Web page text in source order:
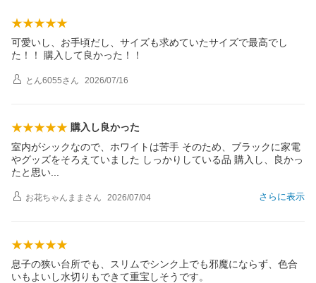
可愛いし、お手頃だし、サイズも求めていたサイズで最高でし
た！！ 購入して良かった！！
とん6055さん 2026/07/16
購入し良かった
室内がシックなので、ホワイトは苦手 そのため、ブラックに家電
やグッズをそろえていました しっかりしている品 購入し、良かっ
たと思い
さらに表示
お花ちゃんまま さん 2026/07/04
息子の狭い台所でも、スリムでシンク上でも邪魔にならず、色合
いもよいし水切りもできて重宝しそうです。